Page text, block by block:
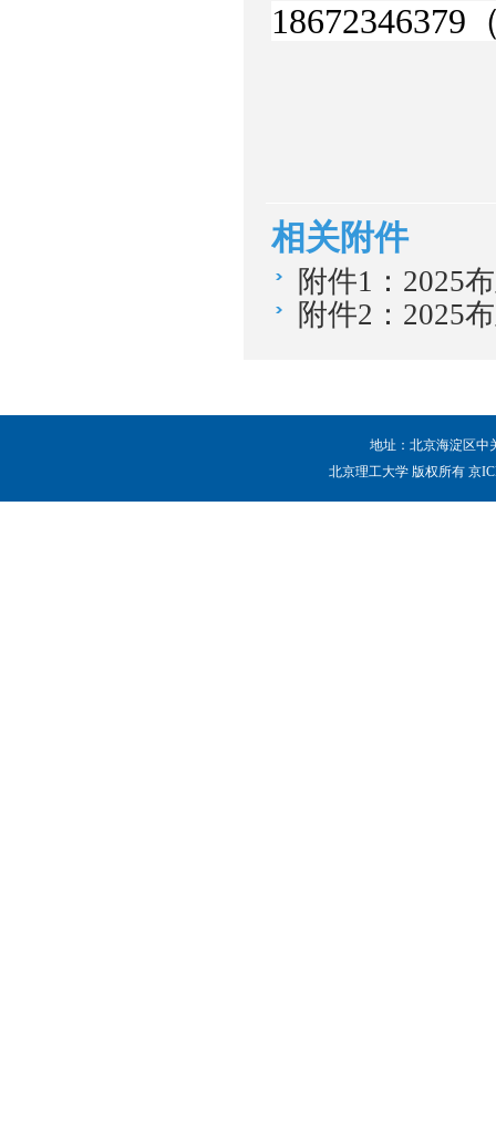
18672346379
相关附件
附件1：2025
附件2：2025
地址：北京海淀区中
北京理工大学 版权所有 京